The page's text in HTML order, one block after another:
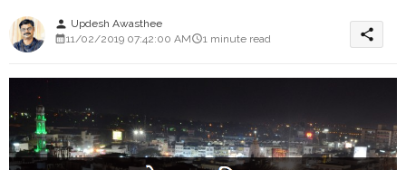
person Updesh Awasthee
11/02/2019 07:42:00 AM
1 minute read share